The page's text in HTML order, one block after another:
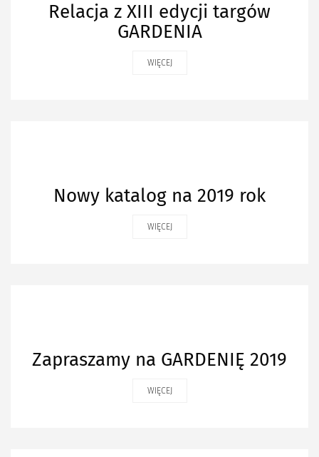
Relacja z XIII edycji targów
GARDENIA
WIĘCEJ
Nowy katalog na 2019 rok
WIĘCEJ
Zapraszamy na GARDENIĘ 2019
WIĘCEJ